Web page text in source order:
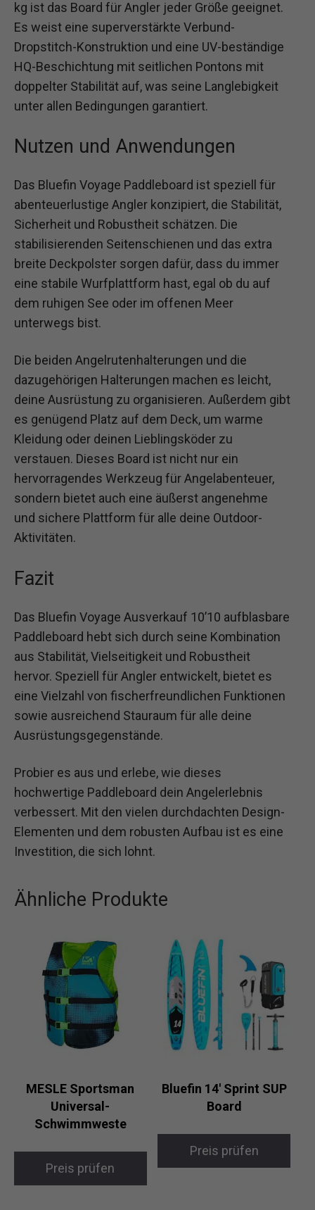
kg ist das Board für Angler jeder Größe geeignet.
Es weist eine superverstärkte Verbund-
Dropstitch-Konstruktion und eine UV-beständige
HQ-Beschichtung mit seitlichen Pontons mit
doppelter Stabilität auf, was seine Langlebigkeit
unter allen Bedingungen garantiert.
Nutzen und Anwendungen
Das Bluefin Voyage Paddleboard ist speziell für
abenteuerlustige Angler konzipiert, die Stabilität,
Sicherheit und Robustheit schätzen. Die
stabilisierenden Seitenschienen und das extra
breite Deckpolster sorgen dafür, dass du immer
eine stabile Wurfplattform hast, egal ob du auf
dem ruhigen See oder im offenen Meer
unterwegs bist.
Die beiden Angelrutenhalterungen und die
dazugehörigen Halterungen machen es leicht,
deine Ausrüstung zu organisieren. Außerdem gibt
es genügend Platz auf dem Deck, um warme
Kleidung oder deinen Lieblingsköder zu
verstauen. Dieses Board ist nicht nur ein
hervorragendes Werkzeug für Angelabenteuer,
sondern bietet auch eine äußerst angenehme
und sichere Plattform für alle deine Outdoor-
Aktivitäten.
Fazit
Das Bluefin Voyage Ausverkauf 10’10 aufblasbare
Paddleboard hebt sich durch seine Kombination
aus Stabilität, Vielseitigkeit und Robustheit
hervor. Speziell für Angler entwickelt, bietet es
eine Vielzahl von fischerfreundlichen Funktionen
sowie ausreichend Stauraum für alle deine
Ausrüstungsgegenstände.
Probier es aus und erlebe, wie dieses
hochwertige Paddleboard dein Angelerlebnis
verbessert. Mit den vielen durchdachten Design-
Elementen und dem robusten Aufbau ist es eine
Investition, die sich lohnt.
Ähnliche Produkte
MESLE Sportsman
Universal-
Schwimmweste
Preis prüfen
Bluefin 14′ Sprint SUP
Board
Preis prüfen